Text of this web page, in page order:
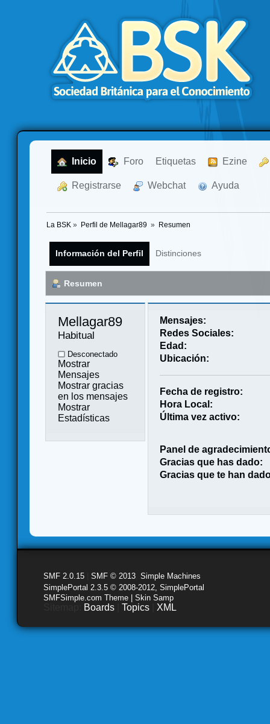
Inicio Foro Etiquetas Ezine
Registrarse Webchat Ayuda
La BSK » Perfil de Mellagar89 » Resumen
Información del Perfil Distinciones
Resumen
Mellagar89
Habitual
Desconectado
Mostrar
Mensajes
Mostrar gracias
en los mensajes
Mostrar
Estadísticas
Mensajes:
Redes Sociales:
Edad:
Ubicación:
Fecha de registro:
Hora Local:
Última vez activo:
Panel de
Gracias que has dado:
Gracias que te han
SMF 2.0.15 SMF © 2013 Simple Machines
SimplePortal 2.3.5 © 2008-2012, SimplePortal
SMFSimple.com Theme | Skin Samp
Boards Topics XML